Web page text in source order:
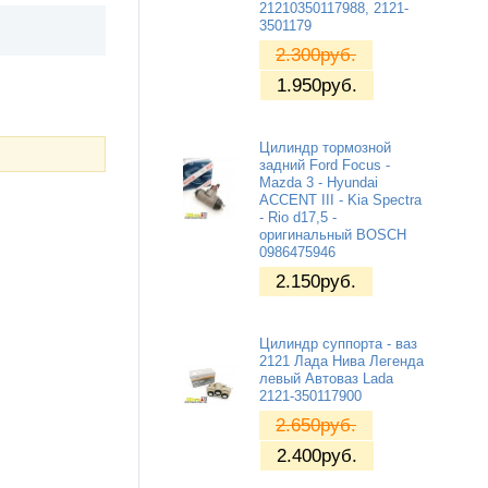
21210350117988, 2121-
3501179
2.300руб.
1.950руб.
Цилиндр тормозной
задний Ford Focus -
Mazda 3 - Hyundai
ACCENT III - Kia Spectra
- Rio d17,5 -
оригинальный BOSCH
0986475946
2.150руб.
Цилиндр суппорта - ваз
2121 Лада Нива Легенда
левый Автоваз Lada
2121-350117900
2.650руб.
2.400руб.